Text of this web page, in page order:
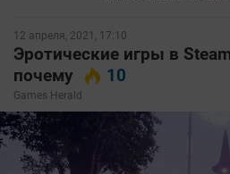
12 апреля, 2021, 17:10
Эротические игры в
почему
10
Games Herald